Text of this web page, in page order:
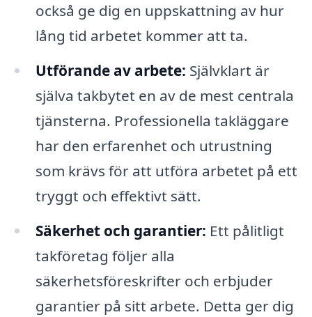
också ge dig en uppskattning av hur
lång tid arbetet kommer att ta.
Utförande av arbete: Självklart är
själva takbytet en av de mest centrala
tjänsterna. Professionella takläggare
har den erfarenhet och utrustning
som krävs för att utföra arbetet på ett
tryggt och effektivt sätt.
Säkerhet och garantier: Ett pålitligt
takföretag följer alla
säkerhetsföreskrifter och erbjuder
garantier på sitt arbete. Detta ger dig